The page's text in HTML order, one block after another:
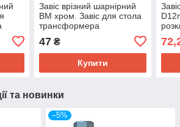
Завіс врізний шарнірний
ВМ хром. Завіс для стола
трансформера
47₴
Купити
та новинки
–5%